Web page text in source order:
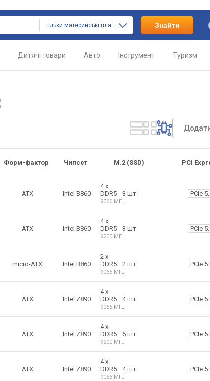
тільки материнські плати Знайти
Дитячі товари Авто Інструмент Туризм
Форм-фактор Чипсет M.2 (SSD) PCI
ATX Intel B860
4 х
DDR5
9066 МГц
3 шт. PCIe
ATX Intel B860
4 х
DDR5
9200 МГц
3 шт. PCIe
micro-ATX Intel B860
2 х
DDR5
9066 МГц
2 шт. PCIe
ATX Intel Z890
4 х
DDR5
9066 МГц
4 шт. PCIe
ATX Intel Z890
4 х
DDR5
9200 МГц
6 шт. PCIe
ATX Intel Z890
4 х
DDR5
9066 МГц
4 шт. PCIe